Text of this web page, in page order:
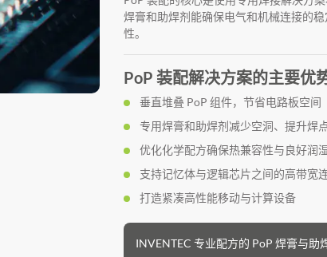
焊膏和助焊剂能确保电气和机械连接的
性。
PoP 装配解决方案的主要优势
垂直堆叠 PoP 组件，节省电路板空间
专用焊膏和助焊剂减少空洞、提升焊
优化化学配方确保热兼容性与良好润
支持记忆体与逻辑芯片之间的高带宽
打造紧凑高性能移动与计算设备
INVENTEC 专业配方的 PoP 焊膏与助